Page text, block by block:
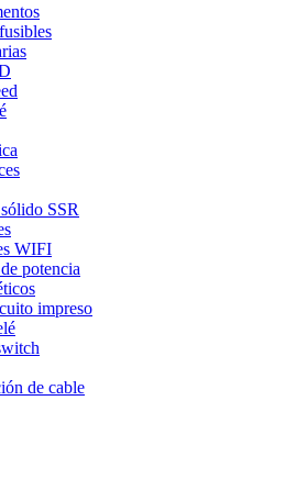
SSR
WIFI
potencia
impreso
de cable